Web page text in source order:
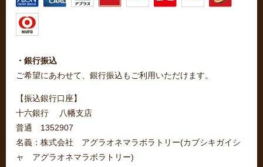
・銀行振込
ご希望にあわせて、銀行振込もご利用いただけます。
【振込銀行口座】
十六銀行 八幡支店
普通 1352907
名義：株式会社 アグラオネマラボラトリー(カブシキガイシ
ャ アグラオネマラボラトリー)